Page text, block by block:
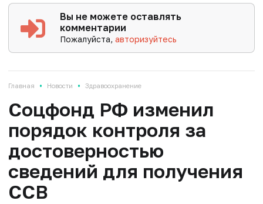
Вы не можете оставлять
комментарии
Пожалуйста,авторизуйтесь
Главная • Новости • Здравоохранение
Соцфонд РФ изменил
порядок контроля за
достоверностью
сведений для получения
ССВ